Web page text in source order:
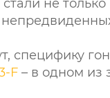
стали не
специфику
F – в одном из